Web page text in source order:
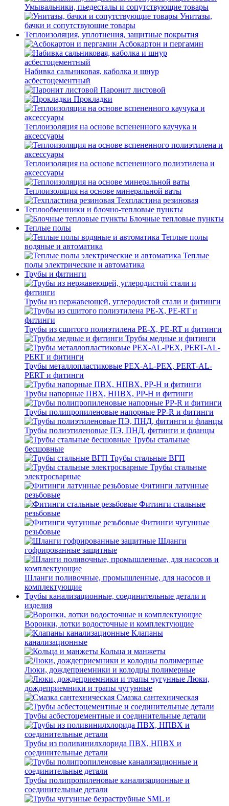
Умывальники, пьедесталы и сопутствующие товары
Унитазы,
бачки и сопутствующие товары
Теплоизоляция, уплотнения, защитные покрытия
Асбокартон и пергамин
Набивка сальниковая, каболка и шнур
асбестоцементный
Паронит листовой
Прокладки
Теплоизоляция на основе вспененного каучука и
аксессуары
Теплоизоляция на основе вспененного полиэтилена и
аксессуары
Теплоизоляция на основе минеральной ваты
Техпластина резиновая
Теплообменники и блочно-тепловые пункты
Блочные тепловые пункты
Теплые полы
Теплые полы
водяные и автоматика
Теплые
полы электрические и автоматика
Трубы и фитинги
Трубы из нержавеющей, углеродистой стали и фитинги
Трубы из сшитого полиэтилена PE-X, PE-RT и фитинги
Трубы медные и фитинги
Трубы металлопластиковые PEX-AL-PEX, PERT-AL-
PERT и фитинги
Трубы напорные ПВХ, НПВХ, PP-H и фитинги
Трубы полипропиленовые напорные PP-R и фитинги
Трубы полиэтиленовые ПЭ, ПНД, фитинги и фланцы
Трубы стальные
бесшовные
Трубы стальные ВГП
Трубы стальные
электросварные
Фитинги латунные
резьбовые
Фитинги стальные
резьбовые
Фитинги чугунные
резьбовые
Шланги
гофрированные защитные
Шланги поливочные, промышленные, для насосов и
комплектующие
Трубы канализационные, соединительные детали и
изделия
Воронки, лотки водосточные и комплектующие
Клапаны
канализационные
Кольца и манжеты
Люки, дождеприемники и колодцы полимерные
Люки,
дождеприемники и трапы чугунные
Смазка сантехническая
Трубы асбестоцементные и соединительные детали
Трубы из поливинилхлорида ПВХ, НПВХ и
соединительные детали
Трубы полипропиленовые канализационные и
соединительные детали